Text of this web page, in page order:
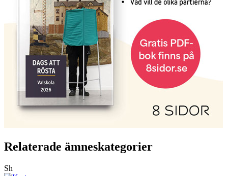
Relaterade ämneskategorier
Sh